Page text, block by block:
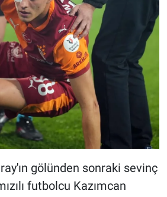
gölünden sonraki sevinç
futbolcu Kazımcan